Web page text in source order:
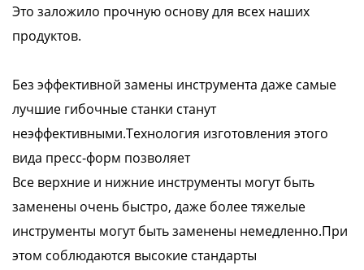
Это заложило прочную основу для всех наших
продуктов.
Без эффективной замены инструмента даже самые
лучшие гибочные станки станут
неэффективными.Технология изготовления этого
вида пресс-форм позволяет
Все верхние и нижние инструменты могут быть
заменены очень быстро, даже более тяжелые
инструменты могут быть заменены немедленно.При
этом соблюдаются высокие стандарты